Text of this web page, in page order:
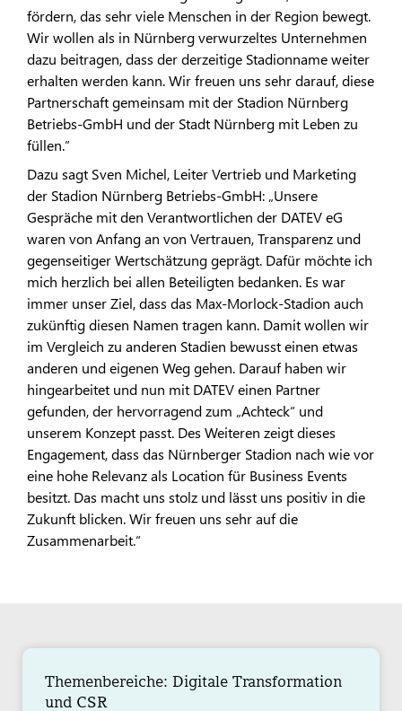
fördern, das sehr viele Menschen in der Region bewegt.
Wir wollen als in Nürnberg verwurzeltes Unternehmen
dazu beitragen, dass der derzeitige Stadionname weiter
erhalten werden kann. Wir freuen uns sehr darauf, diese
Partnerschaft gemeinsam mit der Stadion Nürnberg
Betriebs-GmbH und der Stadt Nürnberg mit Leben zu
füllen.”
Dazu sagt Sven Michel, Leiter Vertrieb und Marketing
der Stadion Nürnberg Betriebs-GmbH: „Unsere
Gespräche mit den Verantwortlichen der DATEV eG
waren von Anfang an von Vertrauen, Transparenz und
gegenseitiger Wertschätzung geprägt. Dafür möchte ich
mich herzlich bei allen Beteiligten bedanken. Es war
immer unser Ziel, dass das Max-Morlock-Stadion auch
zukünftig diesen Namen tragen kann. Damit wollen wir
im Vergleich zu anderen Stadien bewusst einen etwas
anderen und eigenen Weg gehen. Darauf haben wir
hingearbeitet und nun mit DATEV einen Partner
gefunden, der hervorragend zum „Achteck“ und
unserem Konzept passt. Des Weiteren zeigt dieses
Engagement, dass das Nürnberger Stadion nach wie vor
eine hohe Relevanz als Location für Business Events
besitzt. Das macht uns stolz und lässt uns positiv in die
Zukunft blicken. Wir freuen uns sehr auf die
Zusammenarbeit.“
Themenbereiche: Digitale Transformation
und CSR